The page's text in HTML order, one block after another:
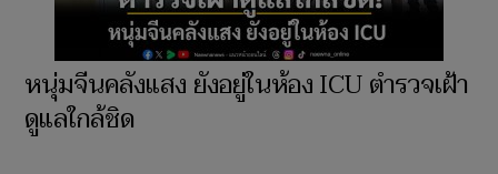
หนุ่มจีนคลังแสง ยังอยู่ในห้อง ICU ตำรวจเฝ้า
ดูแลใกล้ชิด